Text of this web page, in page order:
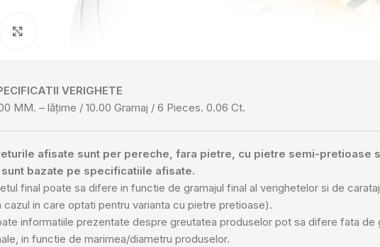
VERIGHETE
MM. – lățime / 10.00 Gramaj / 6 Pieces. 0.06 Ct.
afisate sunt per pereche, fara pietre, cu pietre semi-pretioase
bazate pe specificatiile afisate.
final poate sa difere in functie de gramajul final al verighetelor si de
cazul in care optati pentru varianta cu pietre pretioase).
informatiile prezentate despre greutatea produselor pot sa difere fata de
in functie de marimea/diametru produselor.